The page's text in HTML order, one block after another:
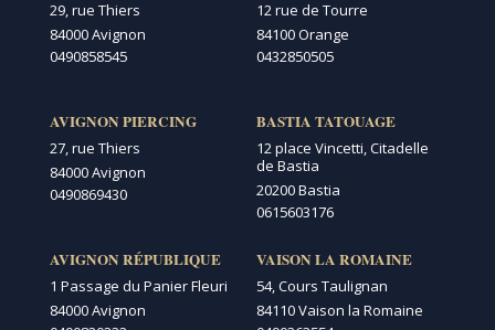
29, rue Thiers
84000 Avignon
0490858545
AVIGNON PIERCING
27, rue Thiers
84000 Avignon
0490869430
AVIGNON RÉPUBLIQUE
1 Passage du Panier Fleuri
84000 Avignon
12 rue de Tourre
84100 Orange
0432850505
BASTIA TATOUAGE
12 place Vincetti, Citadelle
de Bastia
20200 Bastia
0615603176
VAISON LA ROMAINE
54, Cours Taulignan
84110 Vaison la Romaine